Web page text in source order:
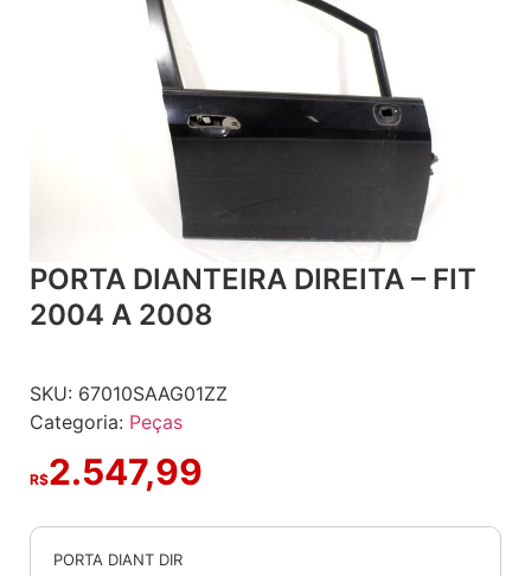
PORTA DIANTEIRA DIREITA – FIT
2004 A 2008
SKU: 67010SAAG01ZZ
Categoria: Peças
R$2.547,99
PORTA DIANT DIR